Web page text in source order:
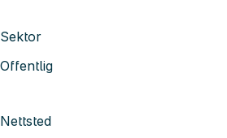
Sektor
Offentlig
Nettsted